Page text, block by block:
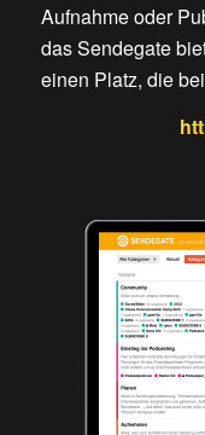
Aufnahme oder
das Sendegate
einen Platz, die